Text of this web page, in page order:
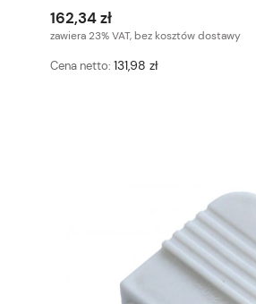
162,34 zł
zawiera 23% VAT, bez kosztów dostawy
Cena netto: 131,98 zł